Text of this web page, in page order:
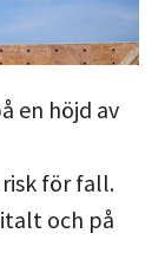
en höjd av
för fall.
och på